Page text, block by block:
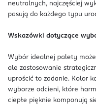
neutralnych, najczęściej
pasują do każdego typu
Wskazówki dotyczące
Wybór idealnej palety
ale zastosowanie
uprościć to zadanie. Kolor
wyborze odcieni, które
ciepłe pięknie komponują